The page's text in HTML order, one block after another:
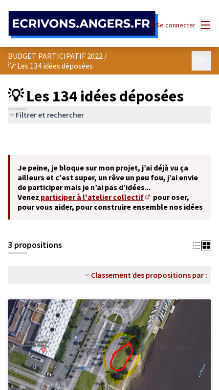
Se connecter
BUDGET PARTICIPATIF 2022 /
💡 Les 134 idées déposées
💡 Les 134 idées déposées
Filtrer et rechercher
Je peine, je bloque sur mon projet, j’ai déjà vu ça
ailleurs et c’est super, un rêve un peu fou, j’ai envie
de participer mais je n’ai pas d’idées...
Venez participer à l'atelier collectif
(S'ouvre dans un
pour oser,
pour vous aider, pour construire ensemble nos idées
3 propositions
Classement des propositions par :